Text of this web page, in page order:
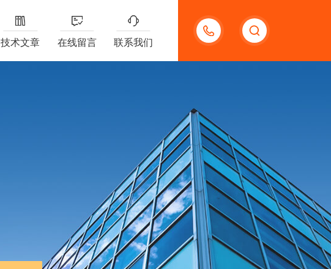
15920118006
技术文章 在线留言 联系我们